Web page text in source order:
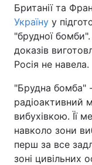
Британії та
Україну у
"брудної
доказів
Росія не навела.
"Брудна бомба"
радіоактивний
вибухівкою. Її
навколо зони
перш за все
зоні цивільних